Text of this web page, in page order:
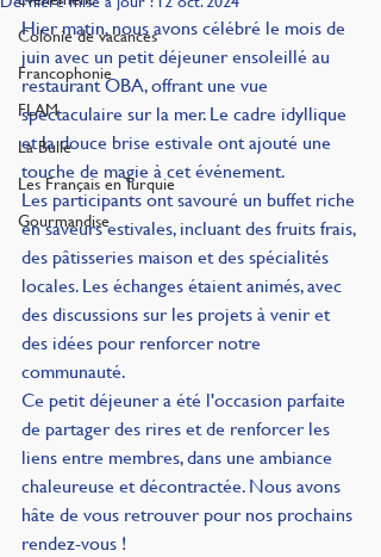
Colonie de vacances
Francophonie
FLAM
La Bulle
Les Français en Turquie
Gourmandise
Hier matin, nous avons célébré le mois de
juin avec un petit déjeuner ensoleillé au
restaurant OBA, offrant une vue
spectaculaire sur la mer. Le cadre idyllique
et la douce brise estivale ont ajouté une
touche de magie à cet événement.
Les participants ont savouré un buffet riche
en saveurs estivales, incluant des fruits frais,
des pâtisseries maison et des spécialités
locales. Les échanges étaient animés, avec
des discussions sur les projets à venir et
des idées pour renforcer notre
communauté.
Ce petit déjeuner a été l'occasion parfaite
de partager des rires et de renforcer les
liens entre membres, dans une ambiance
chaleureuse et décontractée. Nous avons
hâte de vous retrouver pour nos prochains
rendez-vous !